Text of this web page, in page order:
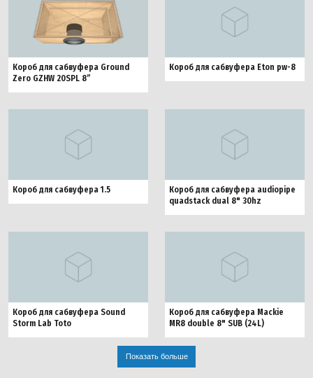
Короб для сабвуфера Ground
Zero GZHW 20SPL 8”
Короб для сабвуфера Eton pw-8
Короб для сабвуфера 1.5
Короб для сабвуфера audiopipe
quadstack dual 8" 30hz
Короб для сабвуфера Sound
Storm Lab Toto
Короб для сабвуфера Mackie
MR8 double 8" SUB (24L)
Показать больше